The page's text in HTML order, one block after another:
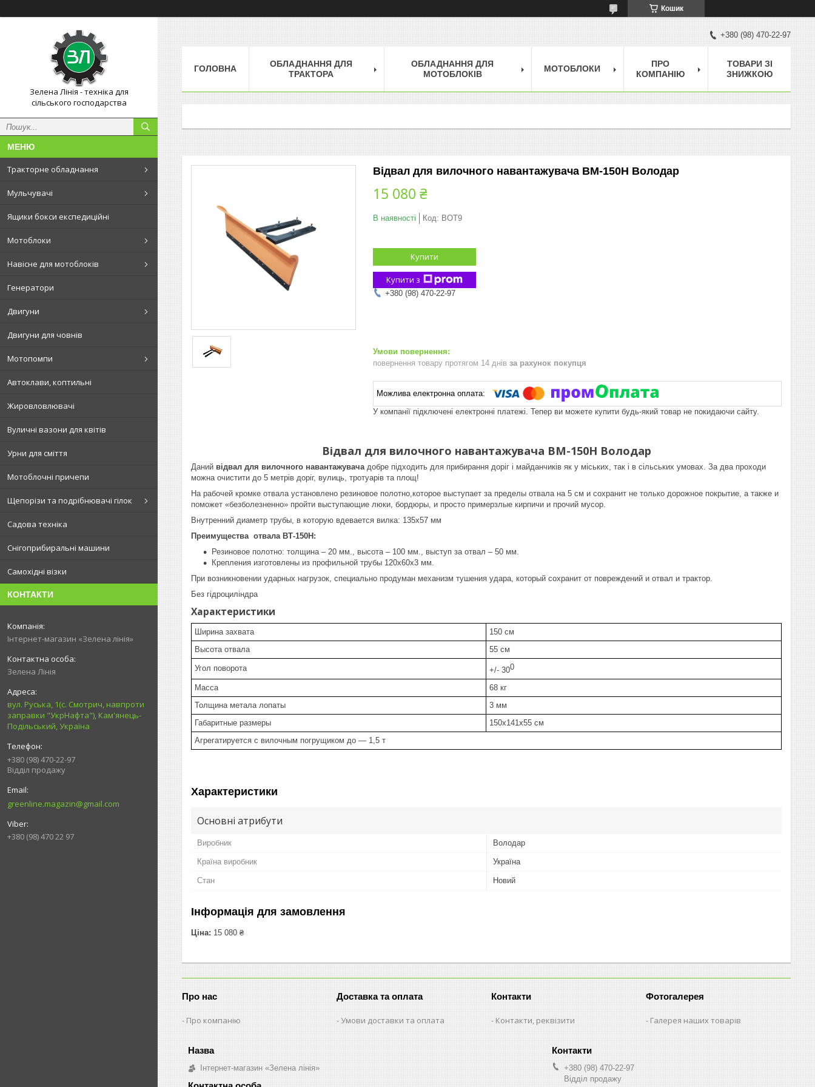
Кошик
Зелена Лінія - техніка для
сільського господарства
Тракторне обладнання
Мульчувачі
Ящики бокси експедиційні
Мотоблоки
Навісне для мотоблоків
Генератори
Двигуни
Двигуни для човнів
Мотопомпи
Автоклави, коптильні
Жировловлювачі
Вуличні вазони для квітів
Урни для сміття
Мотоблочні причепи
Щепорізи та подрібнювачі гілок
Садова техніка
Снігоприбиральні машини
Самохідні візки
КОНТАКТИ
Інтернет-магазин «Зелена лінія»
Зелена Лінія
вул. Руська, 1(с. Смотрич, навпроти
заправки "УкрНафта"), Кам'янець-
Подільський, Україна
+380 (98) 470-22-97
Відділ продажу
greenline.magazin@gmail.com
+380 (98) 470 22 97
+380 (98) 470-22-97
ГОЛОВНА
ОБЛАДНАННЯ ДЛЯ
ТРАКТОРА
ОБЛАДНАННЯ ДЛЯ
МОТОБЛОКІВ
МОТОБЛОКИ
ПРО
КОМПАНІЮ
ТОВАРИ ЗІ
ЗНИЖКОЮ
Відвал для вилочного навантажувача ВМ-150Н Володар
15 080 ₴
В наявності Код: ВОТ9
Купити
Купити з
+380 (98) 470-22-97
повернення товару протягом 14 днів за рахунок покупця
У компанії підключені електронні платежі. Тепер ви можете купити будь-який товар не покидаючи сайту.
Відвал для вилочного навантажувача ВМ-150Н Володар
Даний відвал для вилочного навантажувача добре підходить для прибирання доріг і майданчиків як у міських, так і в сільських умовах. За два проходи
можна очистити до 5 метрів доріг, вулиць, тротуарів та площ!
На рабочей кромке отвала установлено резиновое полотно,которое выступает за пределы отвала на 5 см и сохранит не только дорожное покрытие, а также и
поможет «безболезненно» пройти выступающие люки, бордюры, и просто примерзлые кирпичи и прочий мусор.
Внутренний диаметр трубы, в которую вдевается вилка: 135х57 мм
Преимущества отвала ВТ-150Н:
Резиновое полотно: толщина – 20 мм., высота – 100 мм., выступ за отвал – 50 мм.
Крепления изготовлены из профильной трубы 120х60х3 мм.
При возникновении ударных нагрузок, специально продуман механизм тушения удара, который сохранит от повреждений и отвал и трактор.
Без гідроциліндра
Характеристики
Ширина захвата
150 см
Высота отвала
55 см
Угол поворота +/- 300
Масса
68 кг
Толщина метала лопаты
3 мм
Габаритные размеры
150х141х55 см
Агрегатируется с вилочным погрущиком до — 1,5 т
Характеристики
Основні атрибути
Виробник Володар
Країна виробник Україна
Стан Новий
Інформація для замовлення
Ціна: 15 080 ₴
Про нас
Про компанію
Доставка та оплата
Умови доставки та оплата
Контакти
Контакти, реквізити
Фотогалерея
Галерея наших товарів
Інтернет-магазин «Зелена лінія»
+380 (98) 470-22-97
Відділ продажу